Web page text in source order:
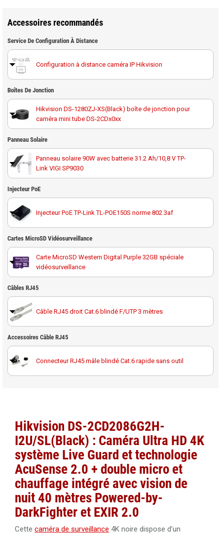
Accessoires recommandés
Service De Configuration À Distance
Configuration à distance caméra IP Hikvision
Boîtes De Jonction
Hikvision DS-1280ZJ-XS(Black) boîte de jonction pour
caméra mini tube DS-2CDx0xx
Panneau Solaire
Panneau solaire 90W avec batterie 31.2 Ah/10,8 V TP-
Link VIGI SP9030
Injecteur PoE
Injecteur PoE TP-Link TL-POE150S norme 802.3af
Cartes MicroSD Vidéosurveillance
Carte MicroSD Western Digital Purple 32GB spéciale
vidéosurveillance
Carte MicroSD Western Digital Purple 64GB spéciale
vidéosurveillance
vidéosurveillance
Carte MicroSD Western Digital Purple 256GB spéciale
vidéosurveillance
Carte MicroSD Western Digital Purple 512GB spéciale
Câbles RJ45
Câble RJ45 droit Cat.6 blindé F/UTP 3 mètres
Câble RJ45 droit Cat.6 blindé F/UTP 10 mètres
Câble RJ45 droit Cat.6 blindé F/UTP 40 mètres 100%
cuivre
Câble RJ45 droit Cat.6 blindé F/UTP 50 mètres
Câble RJ45 Cat.5 UTP 305 mètres Dahua PFM920I-5EUN
Câble RJ45 Cat.6 UTP 305 mètres LSZH Dahua PFM923I-
6UN-C
Accessoires Câble RJ45
Connecteur RJ45 mâle blindé Cat.6 rapide sans outil
Hikvision DS-2CD2086G2H-
I2U/SL(Black) : Caméra Ultra HD 4K
système Live Guard ettechnologie
AcuSense 2.0 + double micro et
chauffage intégré avec vision de
nuit 40 mètres Powered-by-
DarkFighter et EXIR 2.0
Cette caméra de surveillance 4K noire dispose d'un